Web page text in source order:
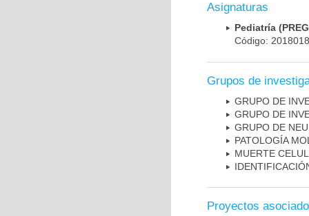
Asignaturas
Pediatría
Código:
Grupos de
GRUPO DE
GRUPO DE
GRUPO DE
PATOLOGÍA
MUERTE
Proyectos